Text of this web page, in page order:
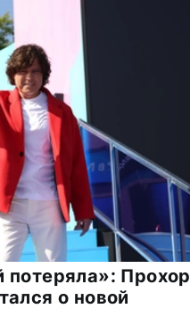
Прохор
о новой